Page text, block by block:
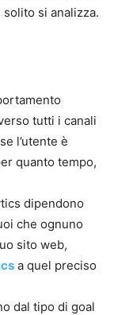
si analizza.
tutti i canali
l’utente è
quanto tempo,
dipendono
che ognuno
sito web,
a quel preciso
dal tipo di goal